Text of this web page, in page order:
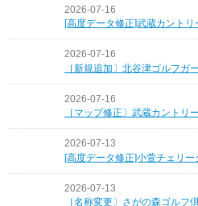
2026-07-16
[高度データ修正]武蔵カント
2026-07-16
［新規追加〕北谷津ゴルフガ
2026-07-16
［マップ修正〕武蔵カント
2026-07-13
[高度データ修正]小萱チェリ
2026-07-13
［名称変更〕さがの森ゴルフ